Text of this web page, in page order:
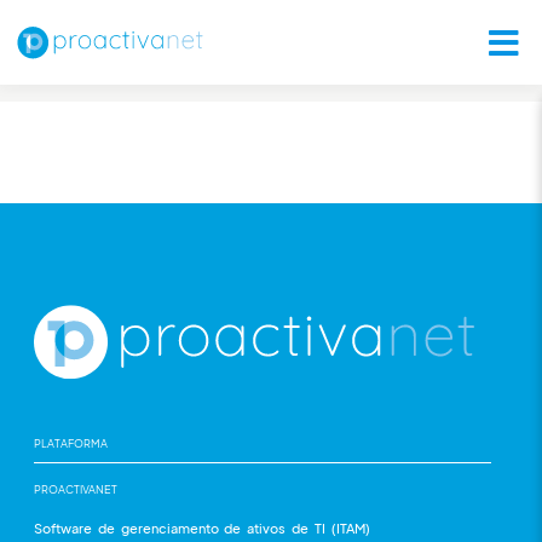
PLATAFORMA
PROACTIVANET
Software de gerenciamento de ativos de TI (ITAM)